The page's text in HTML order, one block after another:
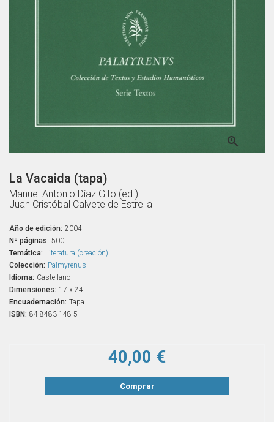

La Vacaida (tapa)
Manuel Antonio Díaz Gito (ed.)
Juan Cristóbal Calvete de Estrella
Año de edición: 2004
Nº páginas: 500
Temática: Literatura (creación)
Colección: Palmyrenus
Idioma: Castellano
Dimensiones: 17 x 24
Encuadernación: Tapa
ISBN: 84-8483-148-5
40,00 €
Comprar